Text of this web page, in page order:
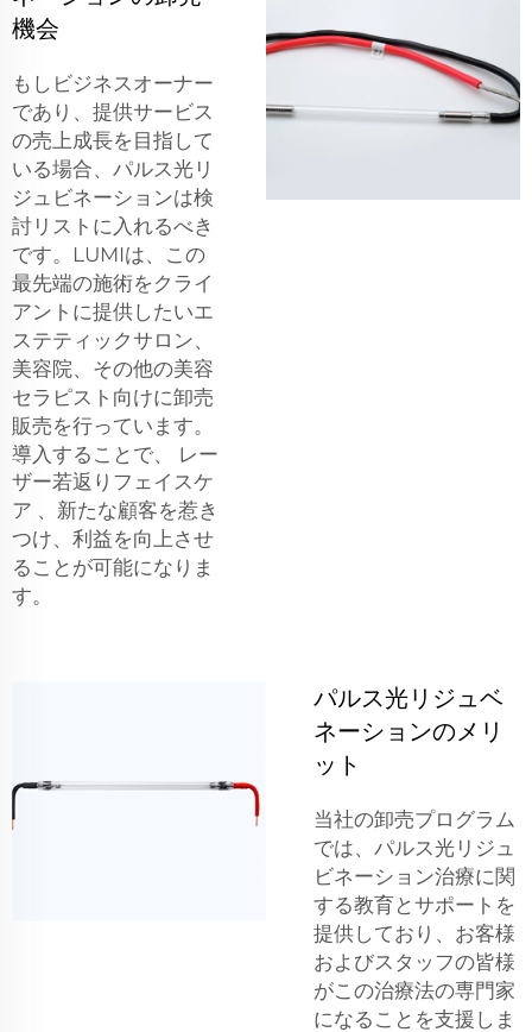
機会
もしビジネスオーナー
であり、提供サービス
の売上成長を目指して
いる場合、パルス光リ
ジュビネーションは検
討リストに入れるべき
です。LUMIは、この
最先端の施術をクライ
アントに提供したいエ
ステティックサロン、
美容院、その他の美容
セラピスト向けに卸売
販売を行っています。
導入することで、 レー
ザー若返りフェイスケ
ア 、新たな顧客を惹き
つけ、利益を向上させ
ることが可能になりま
す。
パルス光リジュベ
ネーションのメリ
ット
当社の卸売プログラム
では、パルス光リジュ
ビネーション治療に関
する教育とサポートを
提供しており、お客様
およびスタッフの皆様
がこの治療法の専門家
になることを支援しま